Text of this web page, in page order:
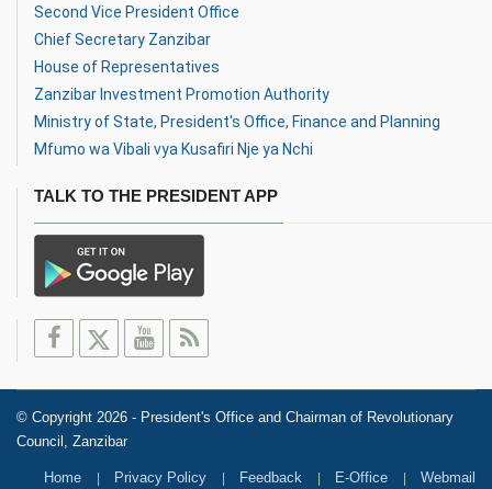
Second Vice President Office
Chief Secretary Zanzibar
House of Representatives
Zanzibar Investment Promotion Authority
Ministry of State, President's Office, Finance and Planning
Mfumo wa Vibali vya Kusafiri Nje ya Nchi
TALK TO THE PRESIDENT APP
© Copyright 2026 - President's Office and Chairman of Revolutionary
Council, Zanzibar
Home Privacy Policy Feedback E-Office Webmail